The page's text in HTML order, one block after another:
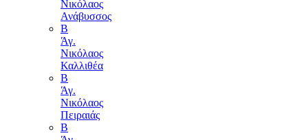
Νικόλαος
Ανάβυσσος
Β
Άγ.
Νικόλαος
Καλλιθέα
Β
Άγ.
Νικόλαος
Πειραιάς
Β